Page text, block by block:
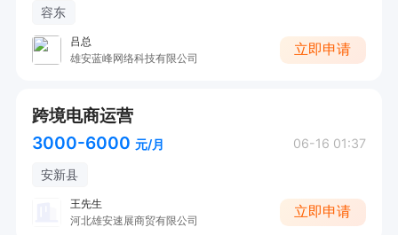
容东
吕总
雄安蓝峰网络科技有限公司
立即申请
跨境电商运营
3000-6000 元/月 06-16 01:37
安新县
王先生
河北雄安速展商贸有限公司
立即申请